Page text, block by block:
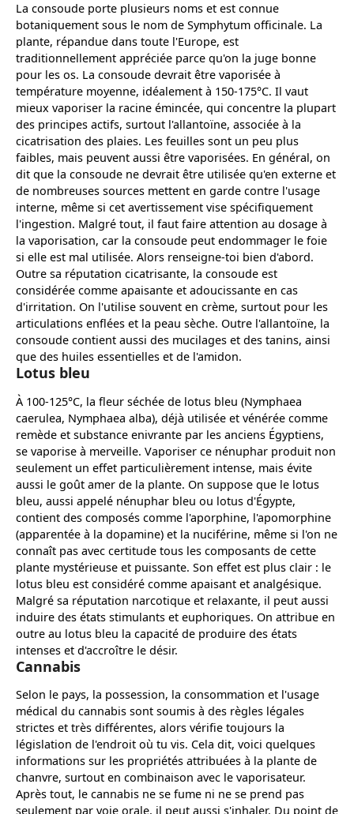
La consoude porte plusieurs noms et est connue
botaniquement sous le nom de Symphytum officinale. La
plante, répandue dans toute l'Europe, est
traditionnellement appréciée parce qu'on la juge bonne
pour les os. La consoude devrait être vaporisée à
température moyenne, idéalement à 150-175°C. Il vaut
mieux vaporiser la racine émincée, qui concentre la plupart
des principes actifs, surtout l'allantoïne, associée à la
cicatrisation des plaies. Les feuilles sont un peu plus
faibles, mais peuvent aussi être vaporisées. En général, on
dit que la consoude ne devrait être utilisée qu'en externe et
de nombreuses sources mettent en garde contre l'usage
interne, même si cet avertissement vise spécifiquement
l'ingestion. Malgré tout, il faut faire attention au dosage à
la vaporisation, car la consoude peut endommager le foie
si elle est mal utilisée. Alors renseigne-toi bien d'abord.
Outre sa réputation cicatrisante, la consoude est
considérée comme apaisante et adoucissante en cas
d'irritation. On l'utilise souvent en crème, surtout pour les
articulations enflées et la peau sèche. Outre l'allantoïne, la
consoude contient aussi des mucilages et des tanins, ainsi
que des huiles essentielles et de l'amidon.
Lotus bleu
À 100-125°C, la fleur séchée de lotus bleu (Nymphaea
caerulea, Nymphaea alba), déjà utilisée et vénérée comme
remède et substance enivrante par les anciens Égyptiens,
se vaporise à merveille. Vaporiser ce nénuphar produit non
seulement un effet particulièrement intense, mais évite
aussi le goût amer de la plante. On suppose que le lotus
bleu, aussi appelé nénuphar bleu ou lotus d'Égypte,
contient des composés comme l'aporphine, l'apomorphine
(apparentée à la dopamine) et la nuciférine, même si l'on ne
connaît pas avec certitude tous les composants de cette
plante mystérieuse et puissante. Son effet est plus clair : le
lotus bleu est considéré comme apaisant et analgésique.
Malgré sa réputation narcotique et relaxante, il peut aussi
induire des états stimulants et euphoriques. On attribue en
outre au lotus bleu la capacité de produire des états
intenses et d'accroître le désir.
Cannabis
Selon le pays, la possession, la consommation et l'usage
médical du cannabis sont soumis à des règles légales
strictes et très différentes, alors vérifie toujours la
législation de l'endroit où tu vis. Cela dit, voici quelques
informations sur les propriétés attribuées à la plante de
chanvre, surtout en combinaison avec le vaporisateur.
Après tout, le cannabis ne se fume ni ne se prend pas
seulement par voie orale, il peut aussi s'inhaler. Du point de